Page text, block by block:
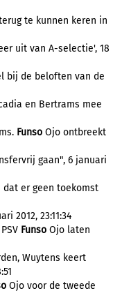
te kunnen keren in
uit van A-selectie', 18
bij de beloften van de
en Bertrams mee
Funso Ojo ontbreekt
gaan", 6 januari
dat er geen toekomst
2012, 23:11:34
Funso Ojo laten
Wuytens keert
Ojo voor de tweede